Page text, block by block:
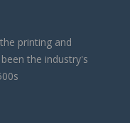
printing and
the industry's